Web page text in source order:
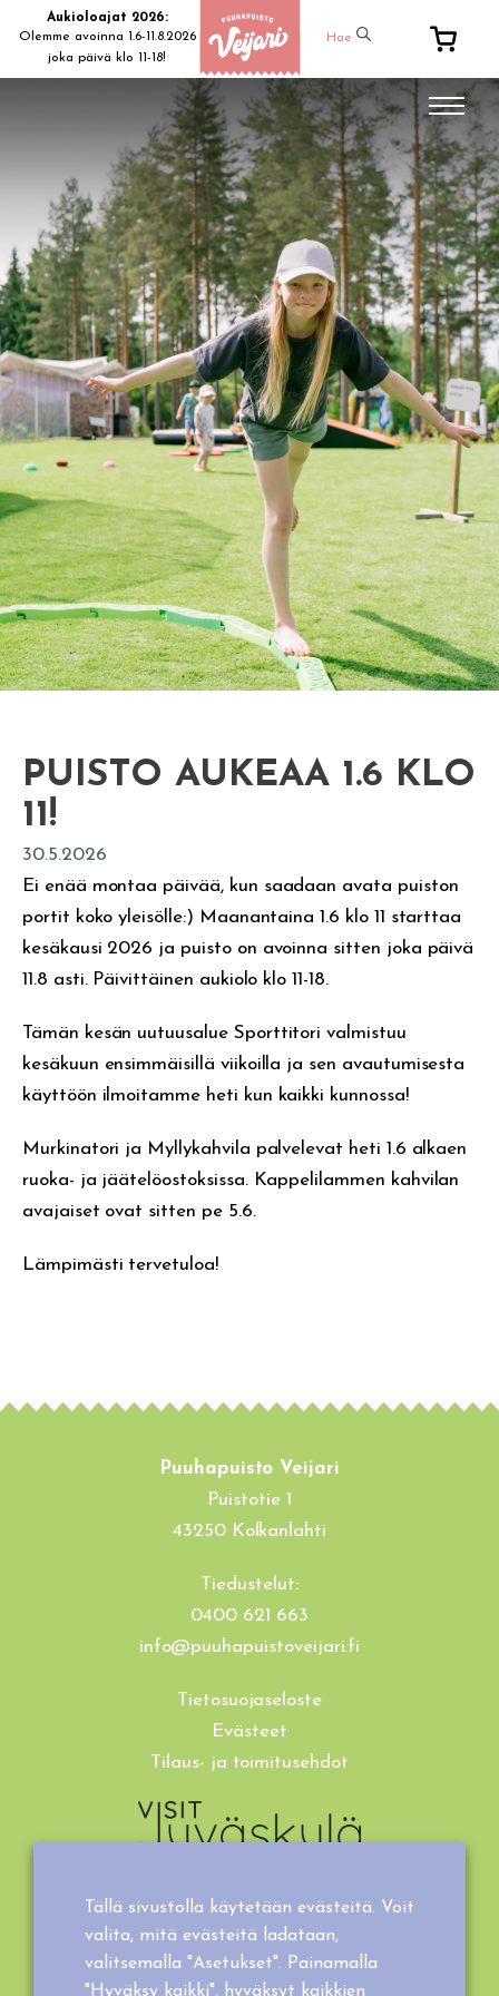
Aukioloajat 2026:
Olemme avoinna 1.6-11.8.2026
joka päivä klo 11-18!
Hae
PUISTO AUKEAA 1.6 KLO
11!
30.5.2026
Ei enää montaa päivää, kun saadaan avata puiston
portit koko yleisölle:) Maanantaina 1.6 klo 11 starttaa
kesäkausi 2026 ja puisto on avoinna sitten joka päivä
11.8 asti. Päivittäinen aukiolo klo 11-18.
Tämän kesän uutuusalue Sporttitori valmistuu
kesäkuun ensimmäisillä viikoilla ja sen avautumisesta
käyttöön ilmoitamme heti kun kaikki kunnossa!
Murkinatori ja Myllykahvila palvelevat heti 1.6 alkaen
ruoka- ja jäätelöostoksissa. Kappelilammen kahvilan
avajaiset ovat sitten pe 5.6.
Lämpimästi tervetuloa!
Puuhapuisto Veijari
Puistotie 1
43250 Kolkanlahti
Tiedustelut:
0400 621 663
info@puuhapuistoveijari.fi
Tietosuojaseloste
Evästeet
Tilaus- ja toimitusehdot
Tällä sivustolla käytetään evästeitä. Voit
valita, mitä evästeitä ladataan,
valitsemalla "Asetukset". Painamalla
"Hyväksy kaikki", hyväksyt kaikkien